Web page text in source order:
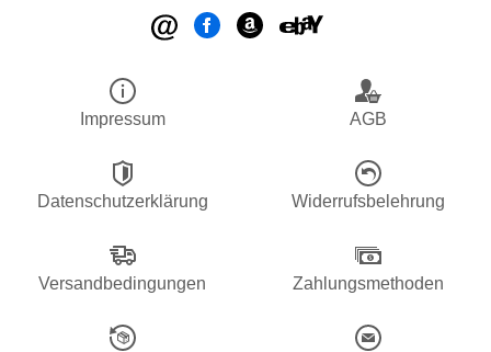
Impressum AGB
Datenschutzerklärung Widerrufsbelehrung
Versandbedingungen Zahlungsmethoden